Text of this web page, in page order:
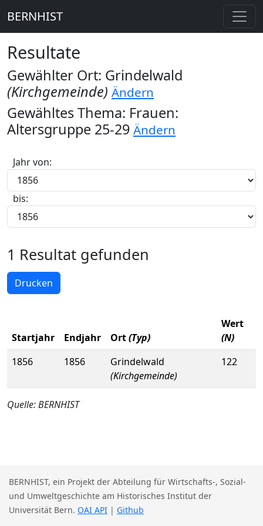
BERNHIST
Resultate
Gewählter Ort: Grindelwald
(Kirchgemeinde) Ändern
Gewähltes Thema: Frauen:
Altersgruppe 25-29 Ändern
Jahr von:
bis:
1 Resultat gefunden
Drucken
Startjahr Endjahr Ort(Typ)
Wert
(N)
1856
1856
Grindelwald
(Kirchgemeinde)
122
Quelle: BERNHIST
BERNHIST, ein Projekt der Abteilung für Wirtschafts-, Sozial-
und Umweltgeschichte am Historisches Institut der
Universität Bern. OAI API | Github